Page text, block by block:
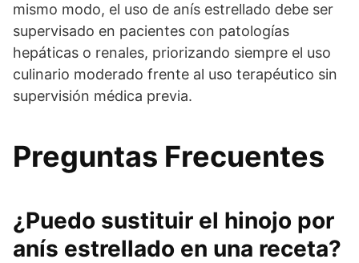
mismo modo, el uso de anís estrellado debe ser
supervisado en pacientes con patologías
hepáticas o renales, priorizando siempre el uso
culinario moderado frente al uso terapéutico sin
supervisión médica previa.
Preguntas Frecuentes
¿Puedo sustituir el hinojo por
anís estrellado en una receta?